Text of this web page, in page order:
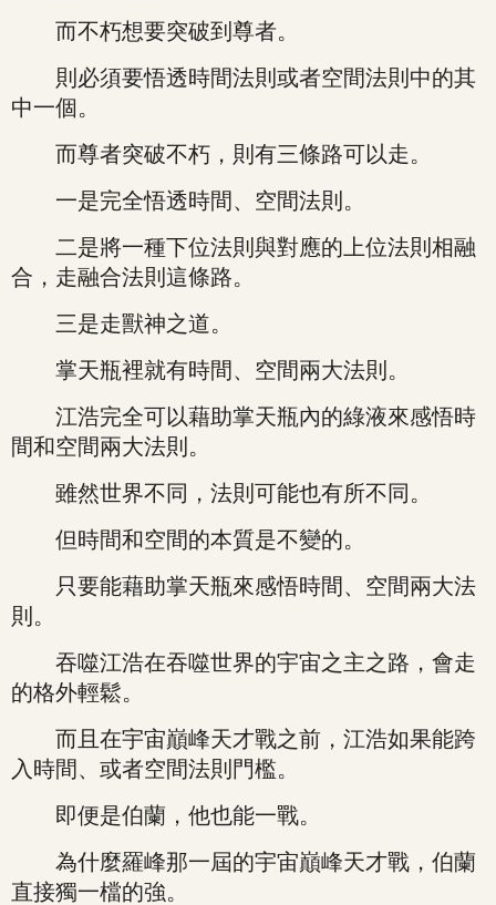
而不朽想要突破到尊者。
則必須要悟透時間法則或者空間法則中的其
中一個。
而尊者突破不朽，則有三條路可以走。
一是完全悟透時間、空間法則。
二是將一種下位法則與對應的上位法則相融
合，走融合法則這條路。
三是走獸神之道。
掌天瓶裡就有時間、空間兩大法則。
江浩完全可以藉助掌天瓶內的綠液來感悟時
間和空間兩大法則。
雖然世界不同，法則可能也有所不同。
但時間和空間的本質是不變的。
只要能藉助掌天瓶來感悟時間、空間兩大法
則。
吞噬江浩在吞噬世界的宇宙之主之路，會走
的格外輕鬆。
而且在宇宙巔峰天才戰之前，江浩如果能跨
入時間、或者空間法則門檻。
即便是伯蘭，他也能一戰。
為什麼羅峰那一屆的宇宙巔峰天才戰，伯蘭
直接獨一檔的強。